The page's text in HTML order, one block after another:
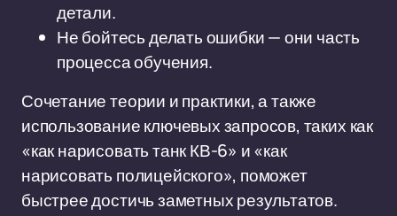
детали.
Не бойтесь делать ошибки — они часть
процесса обучения.
Сочетание теории и практики, а также
использование ключевых запросов, таких как
«как нарисовать танк КВ-6» и «как
нарисовать полицейского», поможет
быстрее достичь заметных результатов.